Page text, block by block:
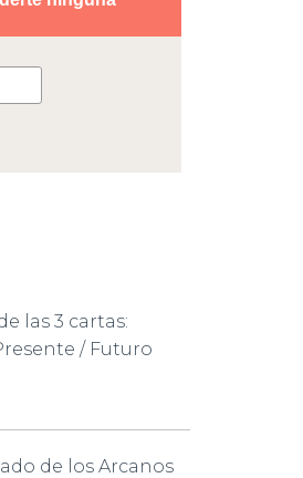
las 3 cartas:
/ Futuro
de los Arcanos